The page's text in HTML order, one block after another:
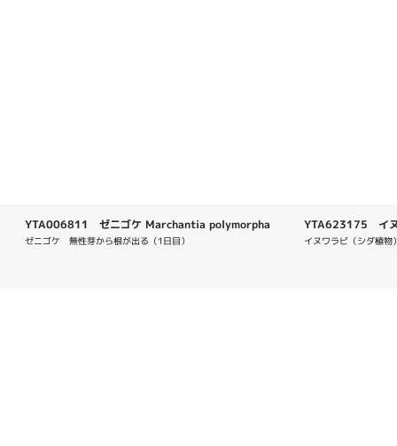
YTA006811 ゼニゴケ Marchantia polymorpha
ゼニゴケ　無性芽から根が出る（1日目）
YTA623175 イ
イヌワラビ（シダ植